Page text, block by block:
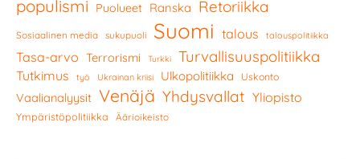
populismi Puolueet Ranska Retoriikka
Sosiaalinen media sukupuoli Suomi talous talouspolitiikka
Tasa-arvo Terrorismi Turkki Turvallisuuspolitiikka
Tutkimus työ Ukrainan kriisi Ulkopolitiikka Uskonto
Vaalianalyysit Venäjä Yhdysvallat Yliopisto
Ympäristöpolitiikka Äärioikeisto